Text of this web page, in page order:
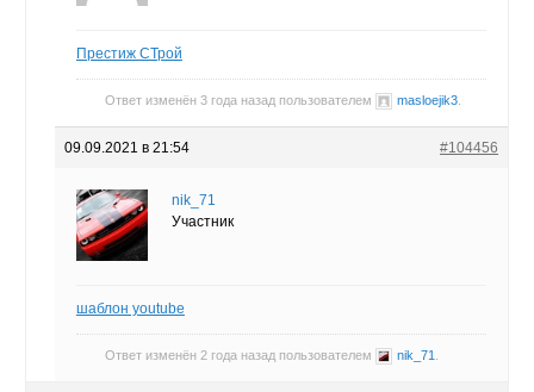
Престиж СТрой
Ответ изменён 3 года назад пользователем masloejik3.
09.09.2021 в 21:54 #104456
nik_71
Участник
шаблон youtube
Ответ изменён 2 года назад пользователем nik_71